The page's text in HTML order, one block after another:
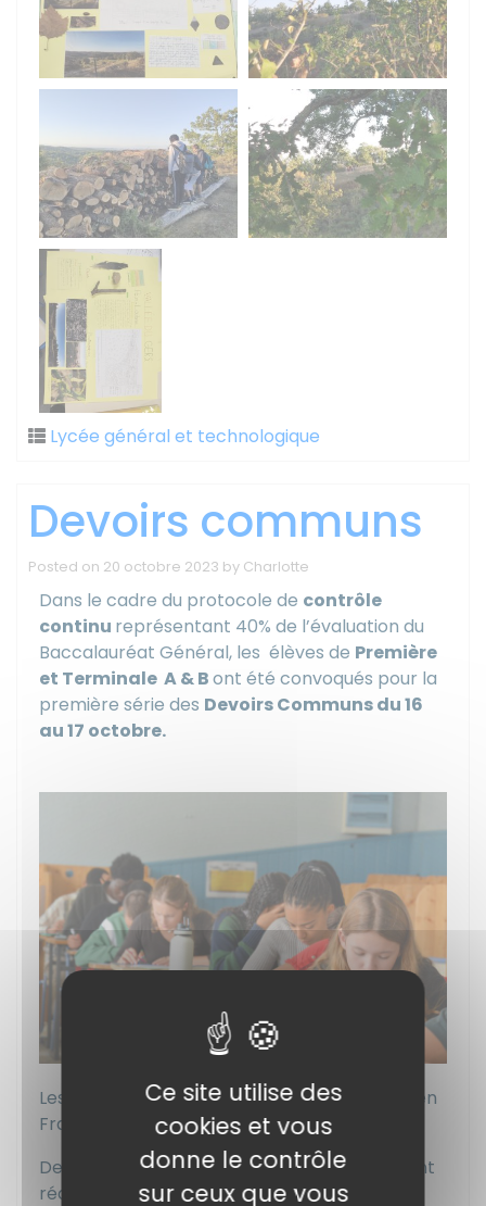
Lycée général et technologique
Devoirs communs
Posted on 20 octobre 2023 by Charlotte
Dans le cadre du protocole de contrôle
continu représentant 40% de l’évaluation du
Baccalauréat Général, les élèves de Première
et Terminale A & Bont été convoqués pour la
première série des Devoirs Communs du 16
au 17 octobre.
Les classes de Première A & B ont composé en
Français.
De leur côté, les élèves de Terminale A & B ont
réalisé un entraînement aux épreuves de
Ce site utilise des
cookies et vous
donne le contrôle
sur ceux que vous